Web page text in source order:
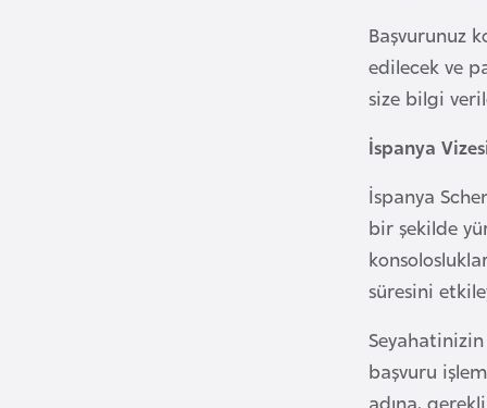
Başvurunuz
edilecek ve
size bilgi
İspanya
İspanya
bir şekilde
süresini
başvuru
adına,